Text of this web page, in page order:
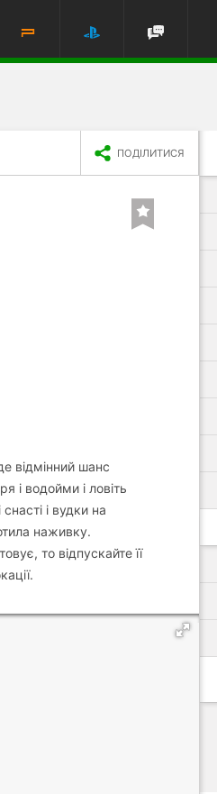
ПОДІЛИТИСЯ
відмінний шанс
і водойми і ловіть
і вудки на
наживку.
то відпускайте її